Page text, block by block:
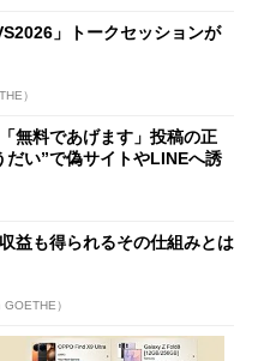
」トークセッションが
）
無料であげます」投稿の正
い”で偽サイトやLINEへ誘
益も得られるその仕組みとは
）